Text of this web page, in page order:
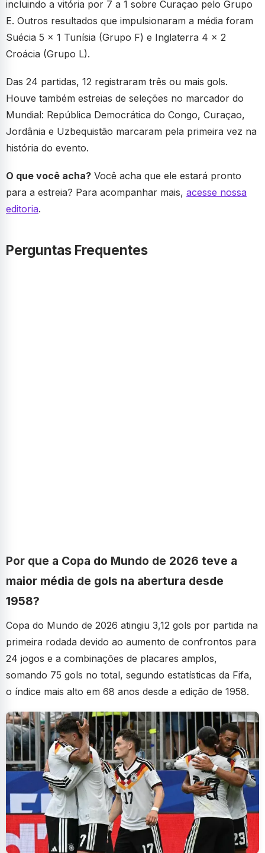
incluindo a vitória por 7 a 1 sobre Curaçao pelo Grupo
E. Outros resultados que impulsionaram a média foram
Suécia 5 x 1 Tunísia (Grupo F) e Inglaterra 4 x 2
Croácia (Grupo L).
Das 24 partidas, 12 registraram três ou mais gols.
Houve também estreias de seleções no marcador do
Mundial: República Democrática do Congo, Curaçao,
Jordânia e Uzbequistão marcaram pela primeira vez na
história do evento.
O que você acha? Você acha que ele estará pronto
para a estreia? Para acompanhar mais, acesse nossa
editoria.
Perguntas Frequentes
Por que a Copa do Mundo de 2026 teve a
maior média de gols na abertura desde
1958?
Copa do Mundo de 2026 atingiu 3,12 gols por partida na
primeira rodada devido ao aumento de confrontos para
24 jogos e a combinações de placares amplos,
somando 75 gols no total, segundo estatísticas da Fifa,
o índice mais alto em 68 anos desde a edição de 1958.